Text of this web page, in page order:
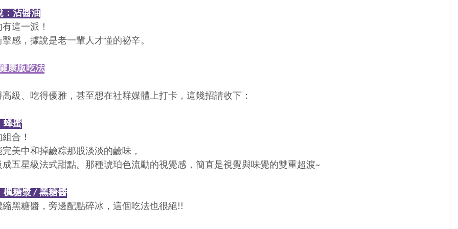
：沾醬油
這一派！
感，據說是老一輩人才懂的祕辛。
康版吃法
級、吃得優雅，甚至想在社群媒體上打卡，這幾招請收下：
蜂蜜
合！
美中和掉鹼粽那股淡淡的鹼味，
五星級法式甜點。那種琥珀色流動的視覺感，簡直是視覺與味覺的雙重超渡~
楓糖漿 / 黑糖醬
黑糖醬，旁邊配點碎冰，這個吃法也很絕!!